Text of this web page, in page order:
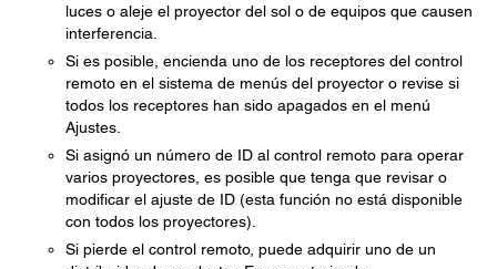
luces o aleje el proyector del sol o de equipos que causen
interferencia.
Si es posible, encienda uno de los receptores del control
remoto en el sistema de menús del proyector o revise si
todos los receptores han sido apagados en el menú
Ajustes.
Si asignó un número de ID al control remoto para operar
varios proyectores, es posible que tenga que revisar o
modificar el ajuste de ID (esta función no está disponible
con todos los proyectores).
Si pierde el control remoto, puede adquirir uno de un